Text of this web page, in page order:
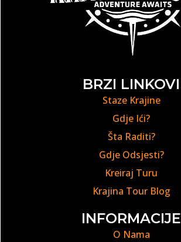
BRZI LINKOVI
Staze Krajine
Gdje Ići?
Šta Raditi?
Gdje Odsjesti?
Kreiraj Turu
Krajina Tour Blog
INFORMACIJE
O Nama